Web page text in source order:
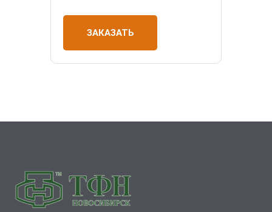
ЗАКАЗАТЬ